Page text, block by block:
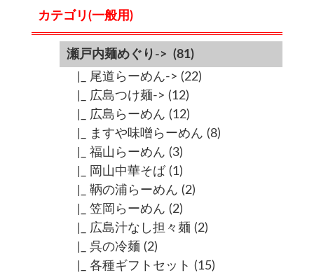
カテゴリ(一般用)
瀬戸内麺めぐり-> (81)
|_ 尾道らーめん-> (22)
|_ 広島つけ麺-> (12)
|_ 広島らーめん (12)
|_ ますや味噌らーめん (8)
|_ 福山らーめん (3)
|_ 岡山中華そば(1)
|_ 鞆の浦らーめん (2)
|_ 笠岡らーめん (2)
|_ 広島汁なし担々麺 (2)
|_ 呉の冷麺 (2)
|_ 各種ギフトセット (15)